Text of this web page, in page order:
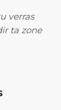
verras
ta zone